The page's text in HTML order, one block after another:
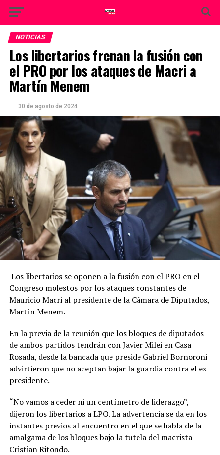
NOTICIAS
Los libertarios frenan la fusión con
el PRO por los ataques de Macri a
Martín Menem
30 de agosto de 2024
Los libertarios se oponen a la fusión con el PRO en el
Congreso molestos por los ataques constantes de
Mauricio Macri al presidente de la Cámara de Diputados,
Martín Menem.
En la previa de la reunión que los bloques de diputados
de ambos partidos tendrán con Javier Milei en Casa
Rosada, desde la bancada que preside Gabriel Bornoroni
advirtieron que no aceptan bajar la guardia contra el ex
presidente.
“No vamos a ceder ni un centímetro de liderazgo”,
dijeron los libertarios a LPO. La advertencia se da en los
instantes previos al encuentro en el que se habla de la
amalgama de los bloques bajo la tutela del macrista
Cristian Ritondo.